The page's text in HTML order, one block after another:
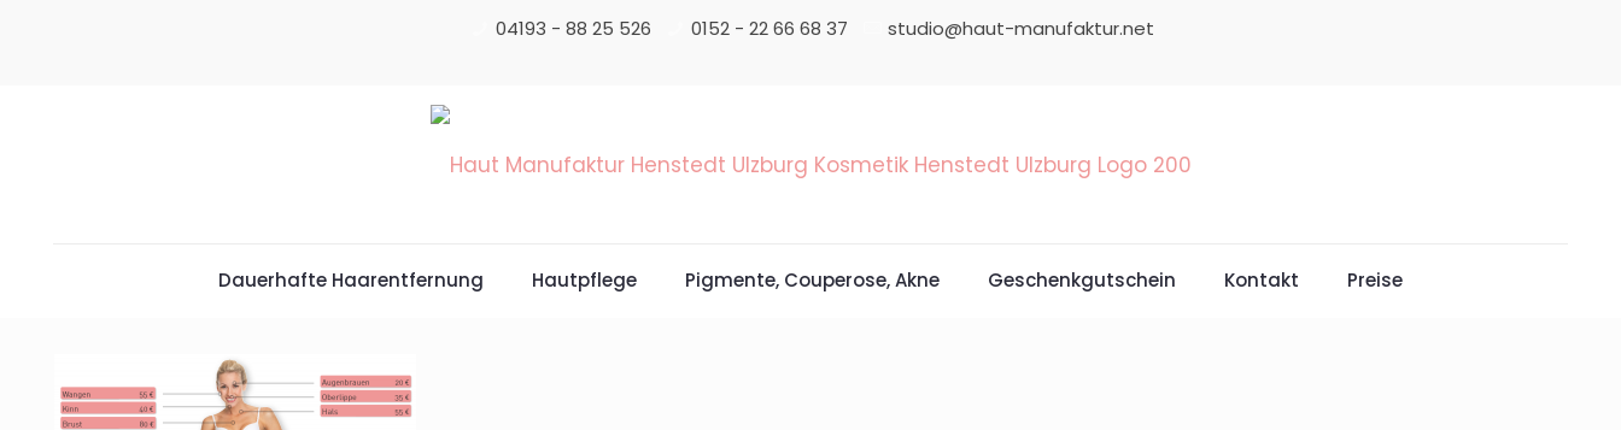
04193 - 88 25 526 0152 - 22 66 68 37 studio@haut-manufaktur.net
Dauerhafte Haarentfernung Hautpflege Pigmente, Couperose, Akne Geschenkgutschein Kontakt Preise